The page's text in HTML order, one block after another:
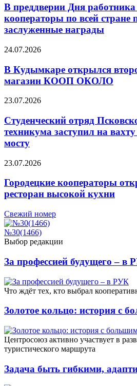
В преддверии Дня
кооператоры по всей стране
заслуженные награды
24.07.2026
В Кудымкаре открылся
магазин КООП ОКОЛО
23.07.2026
Студенческий отряд
техникума заступил на
мосту
23.07.2026
Городецкие кооператоры
ресторан высокой кухни
Свежий номер
№30(1466)
Выбор редакции
За профессией будущего – в
Что ждёт тех, кто выбрал
Золотое кольцо: история с
Центросоюз активно участвует в
туристического маршрута
Задача быть гибкими,